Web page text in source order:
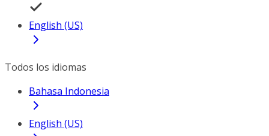
English (US)
Todos los idiomas
Bahasa Indonesia
English (US)